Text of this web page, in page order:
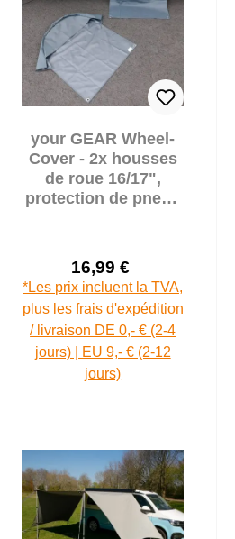
your GEAR Wheel-
Cover - 2x housses
de roue 16/17",
protection de pneus
Prix de vente :
16,99 €
Prix régulier :
*Les prix incluent la TVA,
plus les frais d'expédition
/ livraison DE 0,- € (2-4
jours) | EU 9,- € (2-12
jours)